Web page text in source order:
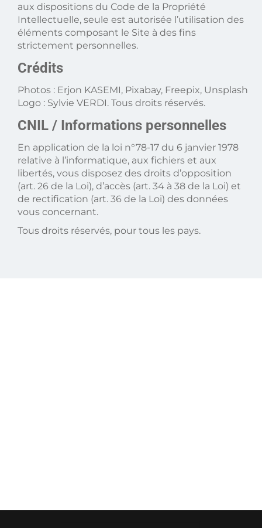
aux dispositions du Code de la Propriété
Intellectuelle, seule est autorisée l’utilisation des
éléments composant le Site à des fins
strictement personnelles.
Crédits
Photos : Erjon KASEMI, Pixabay, Freepix, Unsplash
Logo : Sylvie VERDI. Tous droits réservés.
CNIL / Informations personnelles
En application de la loi n°78-17 du 6 janvier 1978
relative à l’informatique, aux fichiers et aux
libertés, vous disposez des droits d’opposition
(art. 26 de la Loi), d’accès (art. 34 à 38 de la Loi) et
de rectification (art. 36 de la Loi) des données
vous concernant.
Tous droits réservés, pour tous les pays.